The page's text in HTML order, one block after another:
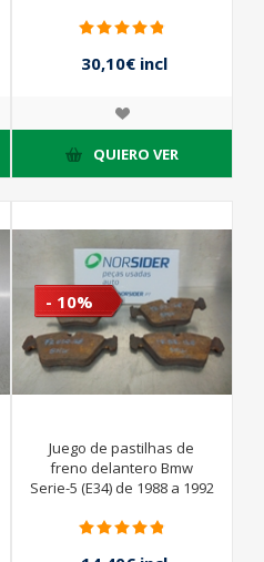
30,10€ incl
impuestos
QUIERO VER
- 10%
Juego de pastilhas de
freno delantero Bmw
Serie-5 (E34) de 1988 a 1992